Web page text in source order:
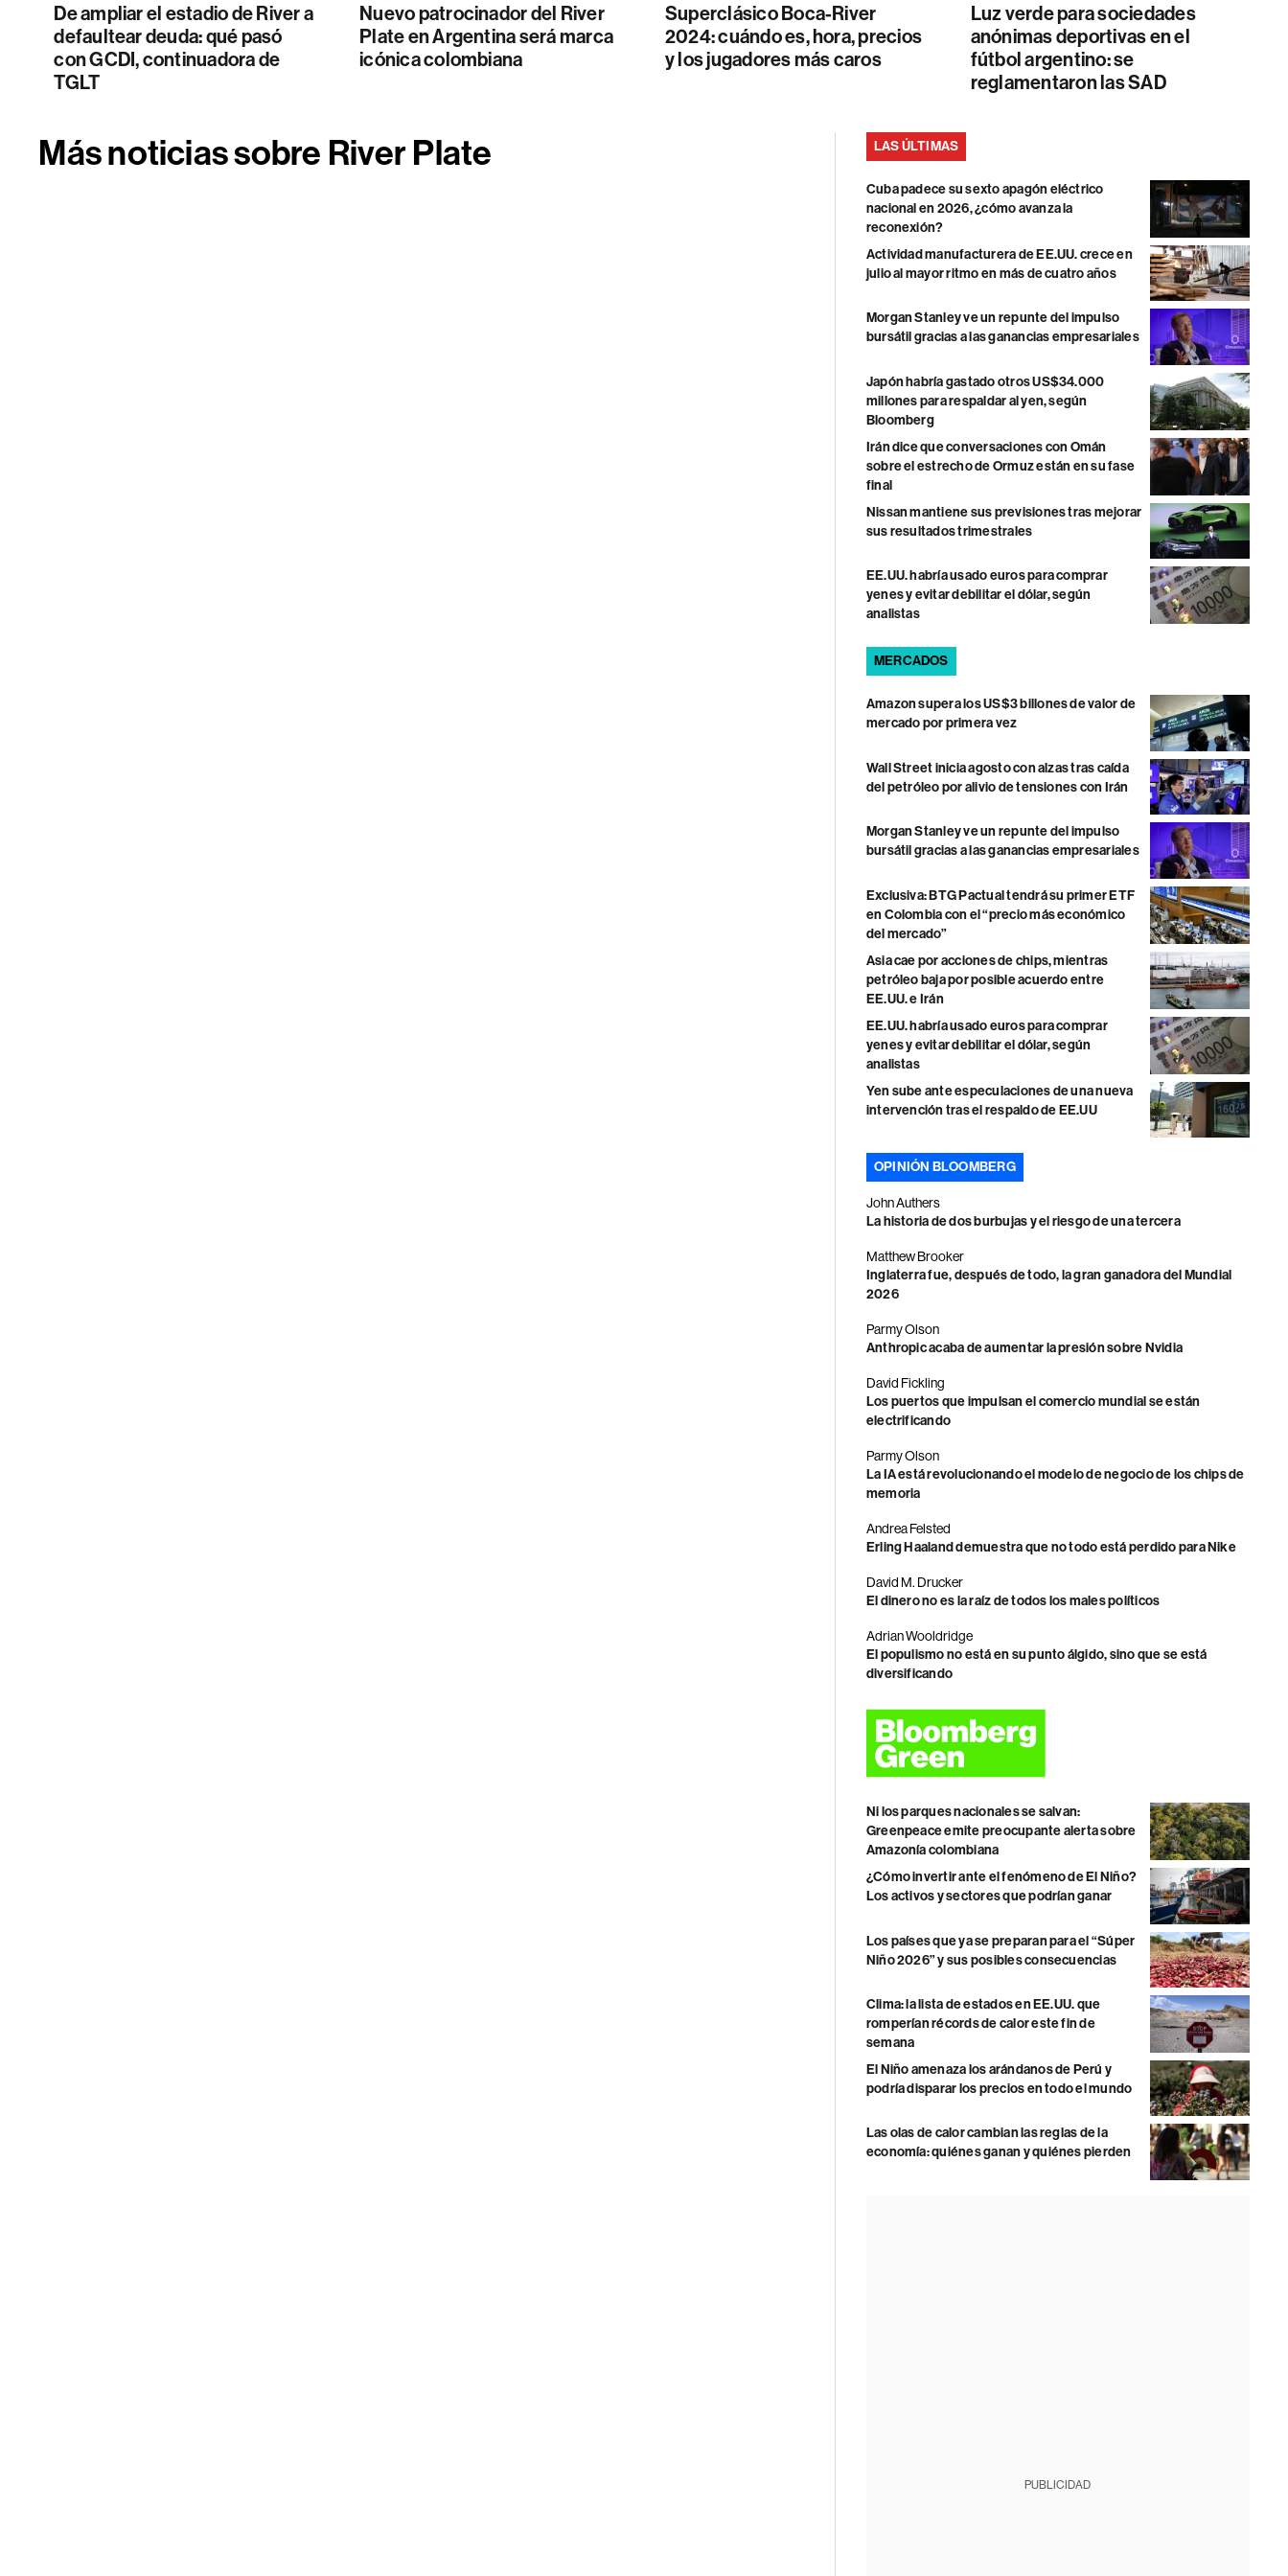
De ampliar el estadio de River a
defaultear deuda: qué pasó
con GCDI, continuadora de
TGLT
Nuevo patrocinador del River
Plate en Argentina será marca
icónica colombiana
Superclásico Boca-River
2024: cuándo es, hora, precios
y los jugadores más caros
Luz verde para sociedades
anónimas deportivas en el
fútbol argentino: se
reglamentaron las SAD
Más noticias sobre River Plate LAS ÚLTIMAS
Cuba padece su sexto apagón eléctrico
nacional en 2026, ¿cómo avanza la
reconexión?
Actividad manufacturera de EE.UU. crece en
julio al mayor ritmo en más de cuatro años
Morgan Stanley ve un repunte del impulso
bursátil gracias a las ganancias empresariales
Japón habría gastado otros US$34.000
millones para respaldar al yen, según
Bloomberg
Irán dice que conversaciones con Omán
sobre el estrecho de Ormuz están en su fase
final
Nissan mantiene sus previsiones tras mejorar
sus resultados trimestrales
EE.UU. habría usado euros para comprar
yenes y evitar debilitar el dólar, según
analistas
MERCADOS
Amazon supera los US$3 billones de valor de
mercado por primera vez
Wall Street inicia agosto con alzas tras caída
del petróleo por alivio de tensiones con Irán
Morgan Stanley ve un repunte del impulso
bursátil gracias a las ganancias empresariales
Exclusiva: BTG Pactual tendrá su primer ETF
en Colombia con el “precio más económico
del mercado”
Asia cae por acciones de chips, mientras
petróleo baja por posible acuerdo entre
EE.UU. e Irán
EE.UU. habría usado euros para comprar
yenes y evitar debilitar el dólar, según
analistas
Yen sube ante especulaciones de una nueva
intervención tras el respaldo de EE.UU
OPINIÓN BLOOMBERG
John Authers
La historia de dos burbujas y el riesgo de una tercera
Matthew Brooker
Inglaterra fue, después de todo, la gran ganadora del Mundial
2026
Parmy Olson
Anthropic acaba de aumentar la presión sobre Nvidia
David Fickling
Los puertos que impulsan el comercio mundial se están
electrificando
Parmy Olson
La IA está revolucionando el modelo de negocio de los chips de
memoria
Andrea Felsted
Erling Haaland demuestra que no todo está perdido para Nike
David M. Drucker
El dinero no es la raíz de todos los males políticos
Adrian Wooldridge
El populismo no está en su punto álgido, sino que se está
diversificando
Ni los parques nacionales se salvan:
Greenpeace emite preocupante alerta sobre
Amazonía colombiana
¿Cómo invertir ante el fenómeno de El Niño?
Los activos y sectores que podrían ganar
Los países que ya se preparan para el “Súper
Niño 2026” y sus posibles consecuencias
Clima: la lista de estados en EE.UU. que
romperían récords de calor este fin de
semana
El Niño amenaza los arándanos de Perú y
podría disparar los precios en todo el mundo
Las olas de calor cambian las reglas de la
economía: quiénes ganan y quiénes pierden
PUBLICIDAD